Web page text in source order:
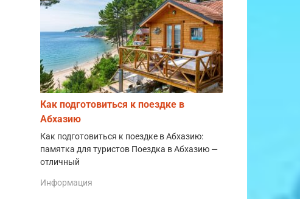
Как подготовиться к поездке в
Абхазию
Как подготовиться к поездке в Абхазию:
памятка для туристов Поездка в Абхазию —
отличный
Информация